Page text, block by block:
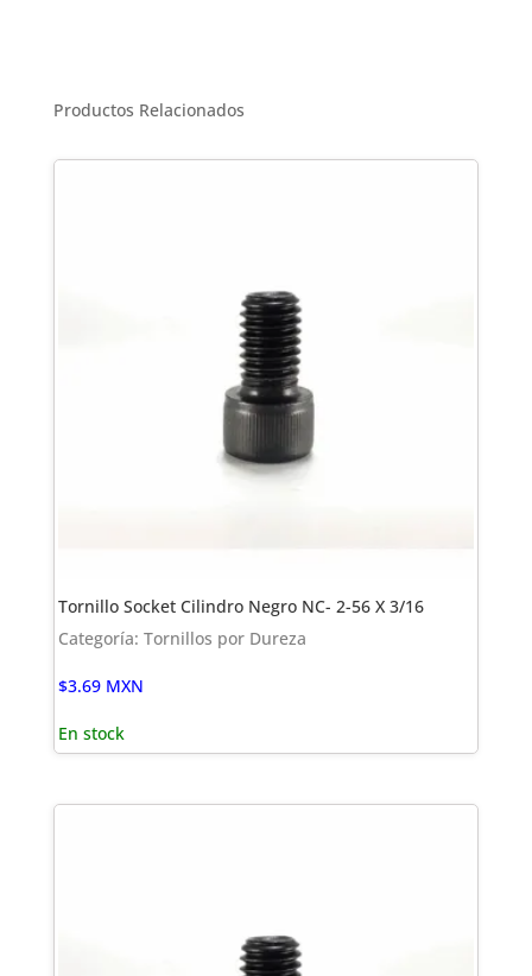
Productos Relacionados
Tornillo Socket Cilindro Negro NC- 2-56 X 3/16
Categoría: Tornillos por Dureza
$3.69 MXN
En stock